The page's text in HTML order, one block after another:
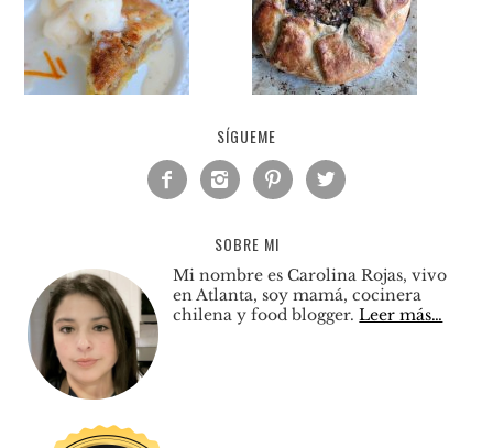
SÍGUEME
   
SOBRE MI
Mi nombre es Carolina Rojas, vivo
en Atlanta, soy mamá, cocinera
chilena y food blogger.Leer más…